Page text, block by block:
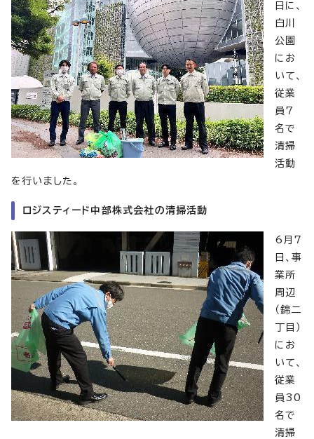
日に、
白川
公園
にお
いて、
従業
員7
名で
清掃
活動
を行いました。
ロジスティード中部株式会社の清掃活動
6月7
日、事
業所
周辺
（錦二
丁目）
にお
いて、
従業
員30
名で
清掃